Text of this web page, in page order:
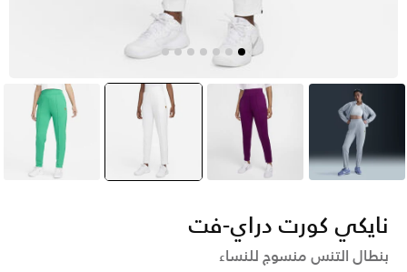
أزرق وردي أخضر
نايكي كورت دراي-فت
بنطال التنس منسوج للنساء